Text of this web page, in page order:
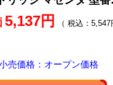
5,137円 （ 税込：
売価格：オープン価格